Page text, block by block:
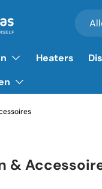
Heaters
&